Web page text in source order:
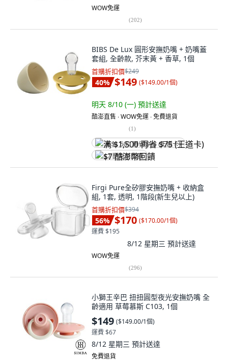
WOW免運
(202)
BIBS De Lux 圓形安撫奶嘴 + 奶嘴蓋
套組, 全齡款, 芥末黃 + 香草, 1個
首購折扣價$249
40% $149 ($149.00/1個)
明天 8/10 (一) 預計送達
酷澎直售 ∙ WOW免運 ∙ 免費退貨
(1)
满 $1,500 再省 $75 (王道卡)
$7 酷澎幣回饋
Firgi Pure全矽膠安撫奶嘴 + 收納盒
組, 1套, 透明, 1階段(新生兒以上)
首購折扣價$394
56% $170 ($170.00/1個)
運費 $195
8/12 星期三 預計送達
WOW免運
(296)
小獅王辛巴 扭扭圓型夜光安撫奶嘴 全
齡適用 草莓慕斯 C103, 1個
$149 ($149.00/1個)
運費 $67
8/12 星期三 預計送達
免費退貨